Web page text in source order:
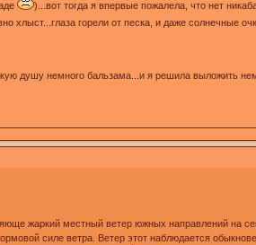
)...вот тогда я впервые пожалела, что нет
хлыст...глаза горели от песка, и даже солнечные
душу немного бальзама...и я решила выложить
силе ветра. Ветер этот наблюдается